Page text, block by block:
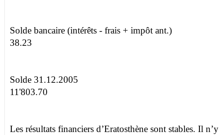
Solde bancaire (intérêts - frais + impôt ant.)
38.23
Solde 31.12.2005
11'803.70
Les résultats financiers d’Eratosthène sont stables. Il